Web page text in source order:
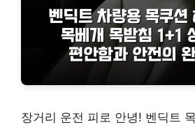
장거리 운전 피로 안녕! 벤딕트